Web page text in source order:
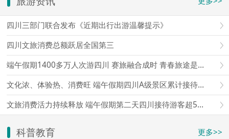
四川三部门联合发布《近期出行出游温馨提示》
四川文旅消费总额跃居全国第三
端午假期1400多万人次游四川 赛旅融合成时 青春旅途是亮点
文化浓、体验热、消费旺 端午假期四川A级景区累计接待游客超1497万人次
文旅消费活力持续释放 端午假期第二天四川接待游客超565万人次
科普教育 更多>>